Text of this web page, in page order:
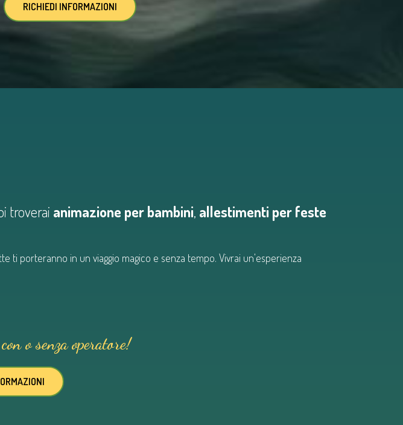
RICHIEDI INFORMAZIONI
troverai animazione per bambini, allestimenti per feste
ti porteranno in un viaggio magico e senza tempo. Vivrai un'esperienza
o senza operatore!